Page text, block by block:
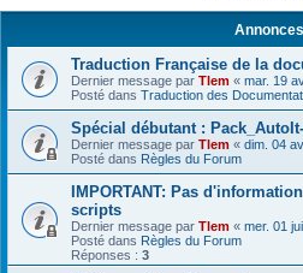
Annonces
Traduction Française de la
Dernier message par Tlem « mar. 19
Posté dans Traduction des
Spécial débutant :
Dernier message par Tlem « dim. 04
Posté dans Règles du Forum
IMPORTANT: Pas
scripts
Dernier message par Tlem « mer. 01
Posté dans Règles du Forum
Réponses : 3